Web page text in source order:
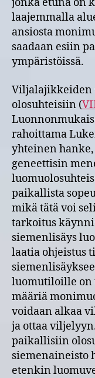
laajemmalla
ansiosta
saadaan esiin
ympäristöissä.
Viljalajikkeiden
olosuhteisiin (
rahoittama
yhteinen
geneettisin
paikallista
mikä tätä voi
tarkoitus
siemenlisäys
laatia ohjeistus
luomutiloille on
määriä
voidaan alkaa
ja ottaa
paikallisiin
siemenaineisto
etenkin